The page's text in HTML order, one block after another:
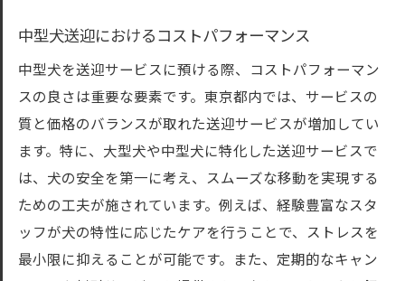
中型犬送迎におけるコストパフォーマンス
中型犬を送迎サービスに預ける際、コストパフォーマン
スの良さは重要な要素です。東京都内では、サービスの
質と価格のバランスが取れた送迎サービスが増加してい
ます。特に、大型犬や中型犬に特化した送迎サービスで
は、犬の安全を第一に考え、スムーズな移動を実現する
ための工夫が施されています。例えば、経験豊富なスタ
ッフが犬の特性に応じたケアを行うことで、ストレスを
最小限に抑えることが可能です。また、定期的なキャン